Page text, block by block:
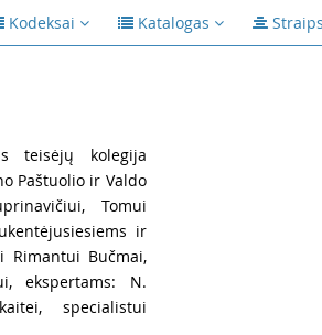
Kodeksai Katalogas
teisėjų kolegija
Paštuolio ir Valdo
Tomui
ir
Rimantui Bučmai,
ekspertams: N.
specialistui